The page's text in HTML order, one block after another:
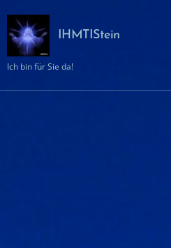
IHMTIStein
Ich bin für Sie da!